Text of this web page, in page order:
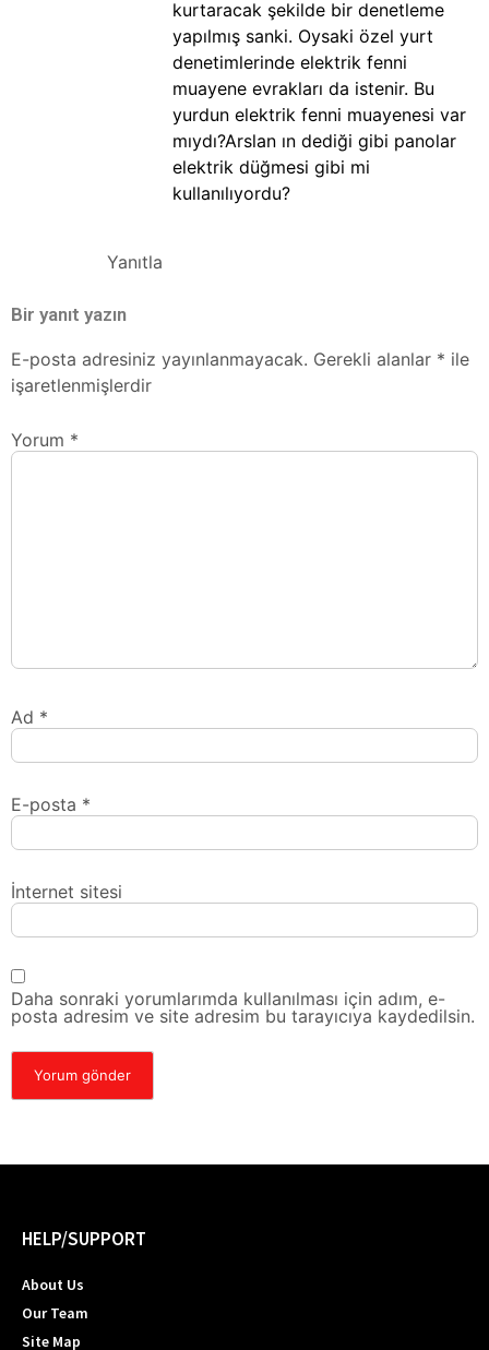
kurtaracak şekilde bir denetleme
yapılmış sanki. Oysaki özel yurt
denetimlerinde elektrik fenni
muayene evrakları da istenir. Bu
yurdun elektrik fenni muayenesi var
mıydı?Arslan ın dediği gibi panolar
elektrik düğmesi gibi mi
kullanılıyordu?
Yanıtla
Bir yanıt yazın
E-posta adresiniz yayınlanmayacak. Gerekli alanlar * ile
işaretlenmişlerdir
Yorum *
Ad *
E-posta *
İnternet sitesi
Daha sonraki yorumlarımda kullanılması için adım, e-
posta adresim ve site adresim bu tarayıcıya kaydedilsin.
HELP/SUPPORT
About Us
Our Team
Site Map